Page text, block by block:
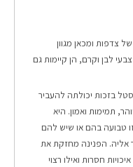
צדפות ומכאן מגוון
לבן וקרם, הן קיימות גם
בזכות יכולתה להעביר
תמימות ואמון. היא
טבועה בהם או שיש להם
אליה. הפנינה מחזקת את
חסרות ואילו רצוי